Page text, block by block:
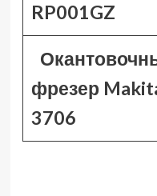
RP001GZ
фрезер
3706